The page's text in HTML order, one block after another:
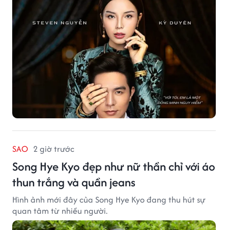
SAO 2 giờ trước
Song Hye Kyo đẹp như nữ thần chỉ với áo
thun trắng và quần jeans
Hình ảnh mới đây của Song Hye Kyo đang thu hút sự
quan tâm từ nhiều người.